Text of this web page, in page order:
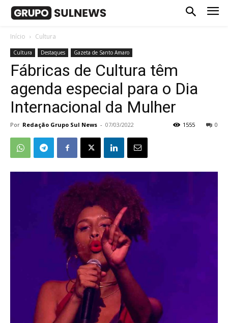
Início Cultura
Cultura Destaques Gazeta de Santo Amaro
Fábricas de Cultura têm
agenda especial para o Dia
Internacional da Mulher
Por Redação Grupo Sul News - 07/03/2022 0
1555